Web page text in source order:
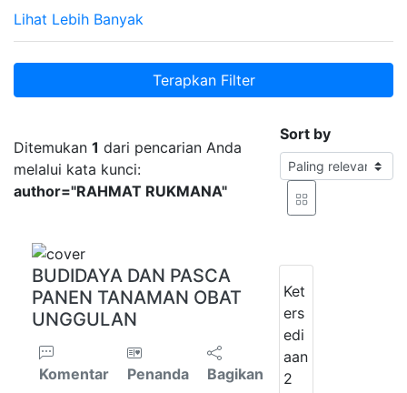
Lihat Lebih Banyak
Terapkan Filter
Ditemukan 1 dari pencarian Anda
melalui kata kunci:
author="RAHMAT RUKMANA"
Sort by
BUDIDAYA DAN PASCA
PANEN TANAMAN OBAT
UNGGULAN
Komentar Penanda Bagikan
Ket
ers
edi
aan
2